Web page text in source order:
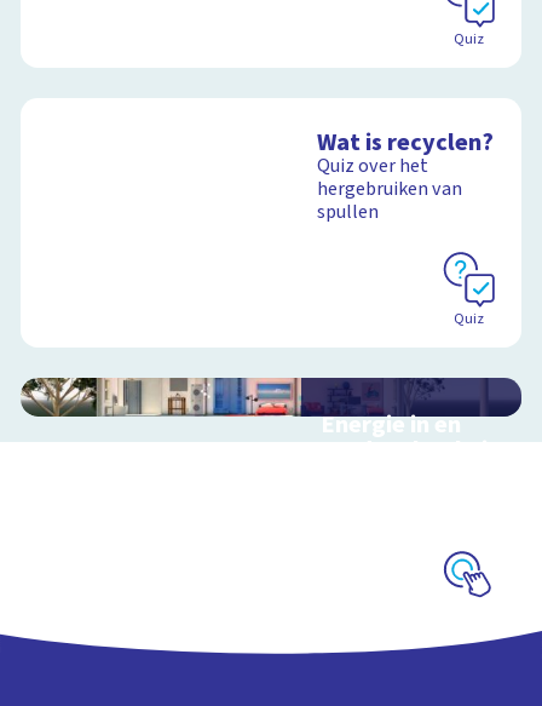
Quiz
Wat is recyclen?
Quiz over het
hergebruiken van
spullen
Quiz
Energie in en
rondom het huis